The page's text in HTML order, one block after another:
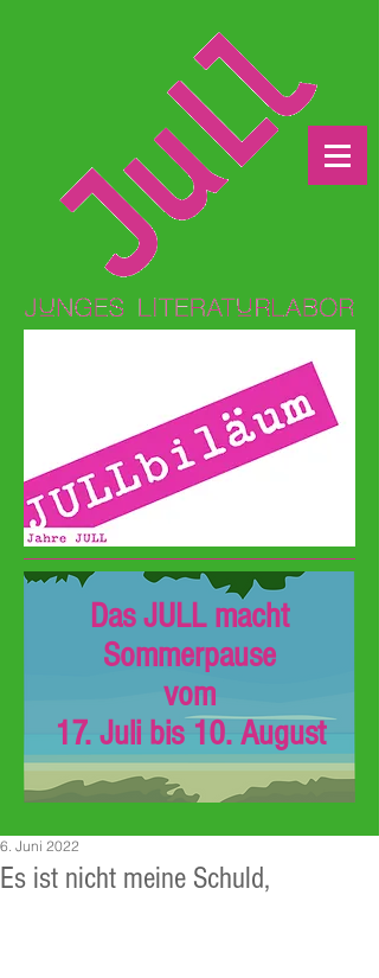
Das JULL macht
Sommerpause
vom
17. Juli bis 10. August
Es ist nicht meine Schuld,
6. Juni 2022